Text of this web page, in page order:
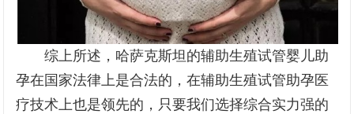
综上所述，哈萨克斯坦的辅助生殖试管婴儿助
孕在国家法律上是合法的，在辅助生殖试管助孕医
疗技术上也是领先的，只要我们选择综合实力强的